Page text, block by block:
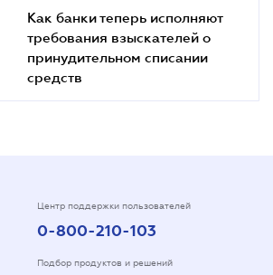
Как банки теперь исполняют
требования взыскателей о
принудительном списании
средств
Центр поддержки пользователей
0-800-210-103
Подбор продуктов и решений